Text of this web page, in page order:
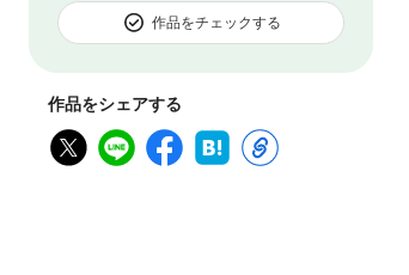
作品をチェックする
作品をシェアする